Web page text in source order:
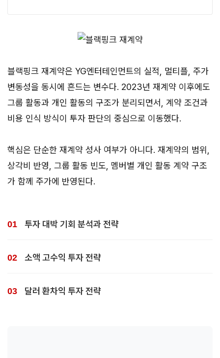
블랙핑크 재계약은 YG엔터테인먼트의 실적, 멀티플, 주가
변동성을 동시에 흔드는 변수다. 2023년 재계약 이후에도
그룹 활동과 개인 활동의 구조가 분리되면서, 계약 조건과
비용 인식 방식이 투자 판단의 중심으로 이동했다.
핵심은 단순한 재계약 성사 여부가 아니다. 재계약의 범위,
상각비 반영, 그룹 활동 빈도, 멤버별 개인 활동 계약 구조
가 함께 주가에 반영된다.
투자 대박 기회 분석과 전략
소액 고수익 투자 전략
달러 환차익 투자 전략